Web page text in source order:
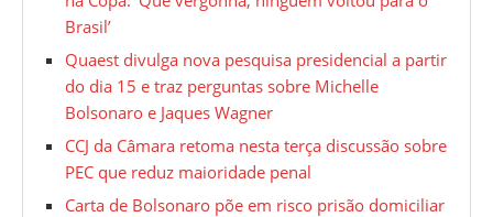
Brasil’
Quaest divulga nova pesquisa presidencial a partir
do dia 15 e traz perguntas sobre Michelle
Bolsonaro e Jaques Wagner
CCJ da Câmara retoma nesta terça discussão sobre
PEC que reduz maioridade penal
Carta de Bolsonaro põe em risco prisão domiciliar